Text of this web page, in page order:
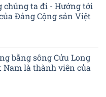
chúng ta đi - Hướng tới
Đảng Cộng sản Việt
bằng sông Cửu Long
là thành viên của